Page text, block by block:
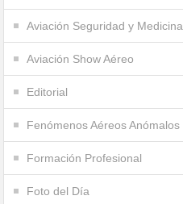
Aviación Seguridad y Medicina
Aviación Show Aéreo
Editorial
Fenómenos Aéreos Anómalos
Formación Profesional
Foto del Día